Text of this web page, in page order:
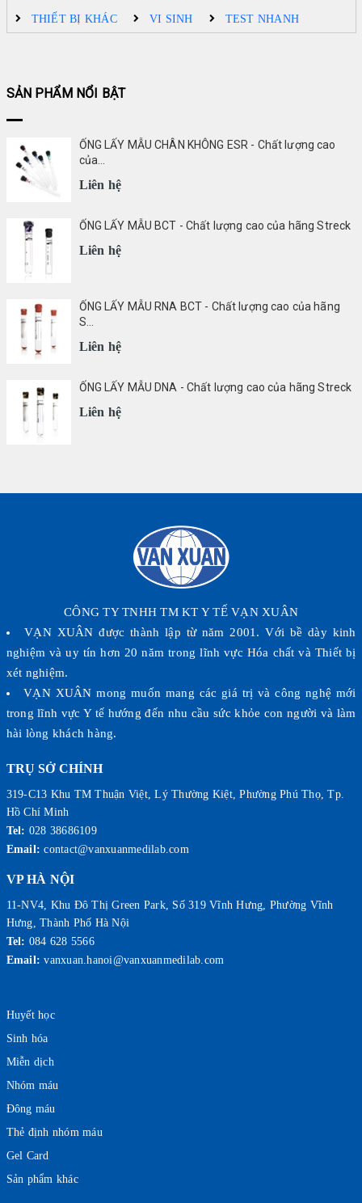
THIẾT BỊ KHÁC VI SINH TEST NHANH
SẢN PHẨM NỔI BẬT
ỐNG LẤY MẪU CHÂN KHÔNG ESR - Chất lượng cao
của...
Liên hệ
ỐNG LẤY MẪU BCT - Chất lượng cao của hãng Streck
Liên hệ
ỐNG LẤY MẪU RNA BCT - Chất lượng cao của hãng
S...
Liên hệ
ỐNG LẤY MẪU DNA - Chất lượng cao của hãng Streck
Liên hệ
CÔNG TY TNHH TM KT Y TẾ VẠN XUÂN
VẠN XUÂN được thành lập từ năm 2001. Với bề dày kinh
nghiệm và uy tín hơn 20 năm trong lĩnh vực Hóa chất và Thiết bị
xét nghiệm.
VẠN XUÂN mong muốn mang các giá trị và công nghệ mới
trong lĩnh vực Y tế hướng đến nhu cầu sức khỏe con người và làm
hài lòng khách hàng.
TRỤ SỞ CHÍNH
319-C13 Khu TM Thuận Việt, Lý Thường Kiệt, Phường Phú Thọ, Tp.
Hồ Chí Minh
Tel: 028 38686109
Email: contact@vanxuanmedilab.com
VP HÀ NỘI
11-NV4, Khu Đô Thị Green Park, Số 319 Vĩnh Hưng, Phường Vĩnh
Hưng, Thành Phố Hà Nội
Tel: 084 628 5566
Email: vanxuan.hanoi@vanxuanmedilab.com
Huyết học
Sinh hóa
Miễn dịch
Nhóm máu
Đông máu
Thẻ định nhóm máu
Gel Card
Sản phẩm khác